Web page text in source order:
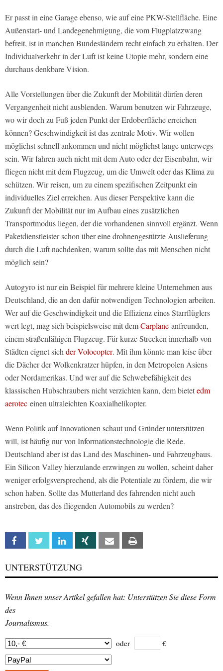
Er passt in eine Garage ebenso, wie auf eine PKW-Stellfläche. Eine
Außenstart- und Landegenehmigung, die vom Flugplatzzwang
befreit, ist in manchen Bundesländern recht einfach zu erhalten. Der
Individualverkehr in der Luft ist keine Utopie mehr, sondern eine
durchaus denkbare Vision.
Alle Vorstellungen über die Zukunft der Mobilität dürfen deren
Vergangenheit nicht ausblenden. Warum benutzen wir Fahrzeuge,
wo wir doch zu Fuß jeden Punkt der Erdoberfläche erreichen
können? Geschwindigkeit ist das zentrale Motiv. Wir wollen
möglichst schnell ankommen und nicht möglichst lange unterwegs
sein. Wir fahren auch nicht mit dem Auto oder der Eisenbahn, wir
fliegen nicht mit dem Flugzeug, um die Umwelt oder das Klima zu
schützen. Wir reisen, um zu einem spezifischen Zeitpunkt ein
individuelles Ziel erreichen. Aus dieser Perspektive kann die
Zukunft der Mobilität nur im Aufbau eines zusätzlichen
Transportmodus liegen, der die vorhandenen sinnvoll ergänzt. Wenn
Paketdienstleister schon über eine drohnengestützte Auslieferung
durch die Luft nachdenken, warum sollte das mit Menschen nicht
möglich sein?
Autogyro ist nur ein Beispiel für mehrere kleine Unternehmen aus
Deutschland, die an den dafür notwendigen Technologien arbeiten.
Wer auf die Geschwindigkeit und die Effizienz eines Starrflüglers
wert legt, mag sich beispielsweise mit demCarplane anfreunden,
einem straßenfähigen Flugzeug. Für kurze Strecken innerhalb von
Städten eignet sich der Volocopter. Mit ihm könnte man leise über
die Dächer der Wolkenkratzer hüpfen, in den Metropolen Asiens
oder Nordamerikas. Und wer auf die Schwebefähigkeit des
klassischen Hubschraubers nicht verzichten kann, dem bietetedm
aerotec einen ultraleichten Koaxialhelikopter.
Wenn Politik auf Innovationen schaut und Gründer unterstützen
will, ist häufig nur von Informationstechnologie die Rede.
Deutschland aber ist das Land des Maschinen- und Fahrzeugbaus.
Ein Silicon Valley hierzulande erzwingen zu wollen, scheint daher
weniger erfolgsversprechend, als die Potentiale zu fördern, die wir
schon haben. Sollte das Mutterland des fahrenden nicht auch
anstreben, das des fliegenden Automobils zu werden?
Facebook Twitter Linkedin Xing Email
UNTERSTÜTZUNG
Wenn Ihnen unser Artikel gefallen hat: Unterstützen Sie diese Form
des
Journalismus.
oder €